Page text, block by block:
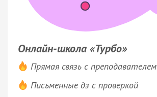
Онлайн-школа «Турбо»
Прямая связь с преподавателем
Письменные дз с проверкой